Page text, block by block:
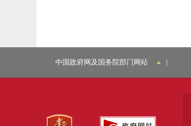
中国政府网及国务院部门网站